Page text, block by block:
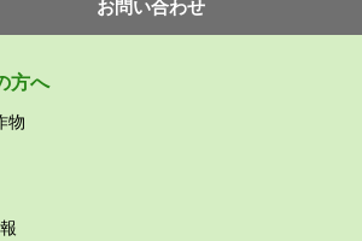
お問い合わせ
⽅へ
物